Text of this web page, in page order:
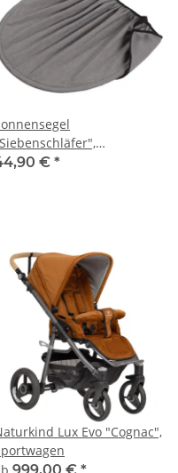
grau-
€ *
Lux Evo "Cognac",